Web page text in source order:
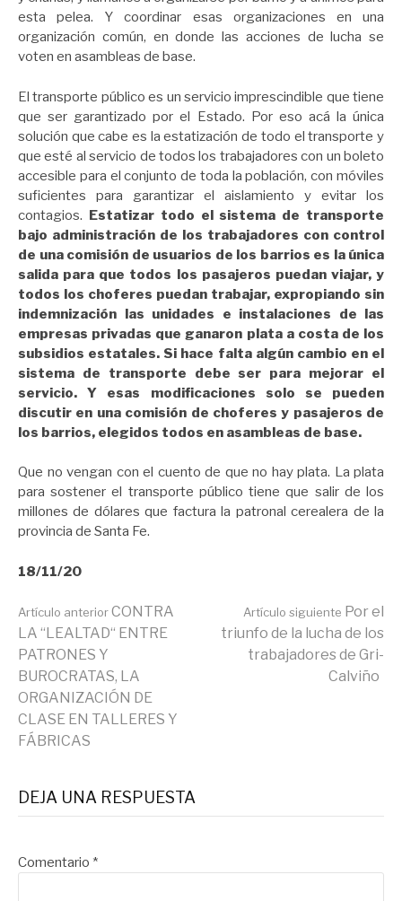
esta pelea. Y coordinar esas organizaciones en una
organización común, en donde las acciones de lucha se
voten en asambleas de base.
El transporte público es un servicio imprescindible que tiene
que ser garantizado por el Estado. Por eso acá la única
solución que cabe es la estatización de todo el transporte y
que esté al servicio de todos los trabajadores con un boleto
accesible para el conjunto de toda la población, con móviles
suficientes para garantizar el aislamiento y evitar los
contagios. Estatizar todo el sistema de transporte
bajo administración de los trabajadores con control
de una comisión de usuarios de los barrios es la única
salida para que todos los pasajeros puedan viajar, y
todos los choferes puedan trabajar, expropiando sin
indemnización las unidades e instalaciones de las
empresas privadas que ganaron plata a costa de los
subsidios estatales. Si hace falta algún cambio en el
sistema de transporte debe ser para mejorar el
servicio. Y esas modificaciones solo se pueden
discutir en una comisión de choferes y pasajeros de
los barrios, elegidos todos en asambleas de base.
Que no vengan con el cuento de que no hay plata. La plata
para sostener el transporte público tiene que salir de los
millones de dólares que factura la patronal cerealera de la
provincia de Santa Fe.
18/11/20
Seguir
leyendo
Artículo anteriorCONTRA
LA “LEALTAD“ ENTRE
PATRONES Y
BUROCRATAS, LA
ORGANIZACIÓN DE
CLASE EN TALLERES Y
FÁBRICAS
Artículo siguiente Por el
triunfo de la lucha de los
trabajadores de Gri-
Calviño
DEJA UNA RESPUESTA
Comentario *